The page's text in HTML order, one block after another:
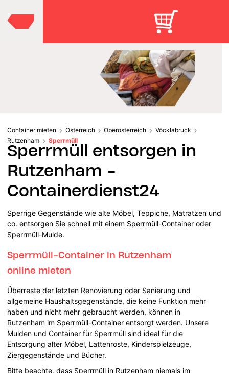
Container mieten Österreich Oberösterreich
Vöcklabruck
Rutzenham
Sperrmüll
Sperrmüll entsorgen in
Rutzenham -
Containerdienst24
Sperrige Gegenstände wie alte Möbel, Teppiche, Matratzen und
co. entsorgen Sie schnell mit einem Sperrmüll-Container oder
Sperrmüll-Mulde.
Sperrmüll-Container in Rutzenham
online mieten
Überreste der letzten Renovierung oder Sanierung und
allgemeine Haushaltsgegenstände, die keine Funktion mehr
haben und nicht mehr gebraucht werden, können in
Rutzenham im Sperrmüll-Container entsorgt werden. Unsere
Mulden und Container für Sperrmüll sind ideal für die
Entsorgung alter Möbel, Lattenroste, Kinderspielzeuge,
Ziergegenstände und Bücher.
Bitte beachte, dass Sperrmüll in Rutzenham niemals im